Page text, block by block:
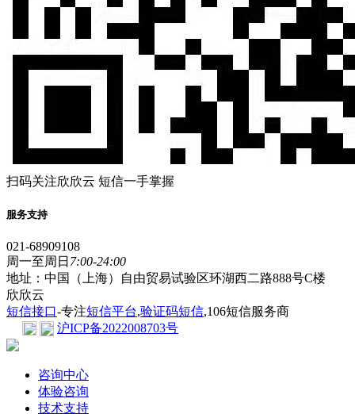
扫码关注欣欣云 短信一手掌握
服务支持
021-68909108
周一至周日 7:00-24:00
地址：中国（上海）自由贸易试验区环湖西二路888号C楼
欣欣云
短信接口-专注短信平台,验证码短信,106短信服务商
沪ICP备2022008703号
咨询中心
体验咨询
技术支持